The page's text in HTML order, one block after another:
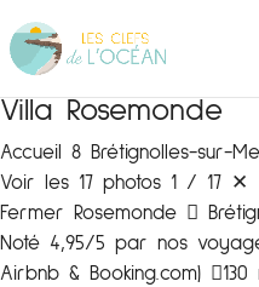
Villa Rosemonde
Accueil 8 Brétignolles-sur-
Voir les 17 photos 1 / 17
Fermer Rosemonde 
Noté 4,95/5 par nos
Airbnb & Booking.com)